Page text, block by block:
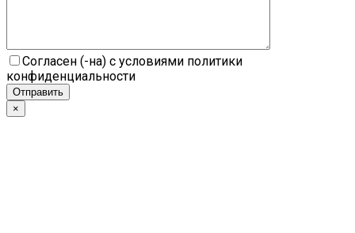
Согласен (-на) с условиями политики
конфиденциальности
×